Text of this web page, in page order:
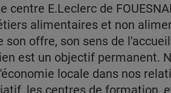
E.Leclerc de
alimentaires et non
offre, son sens de
est un objectif permanent.
locale dans nos
les centres de formation,